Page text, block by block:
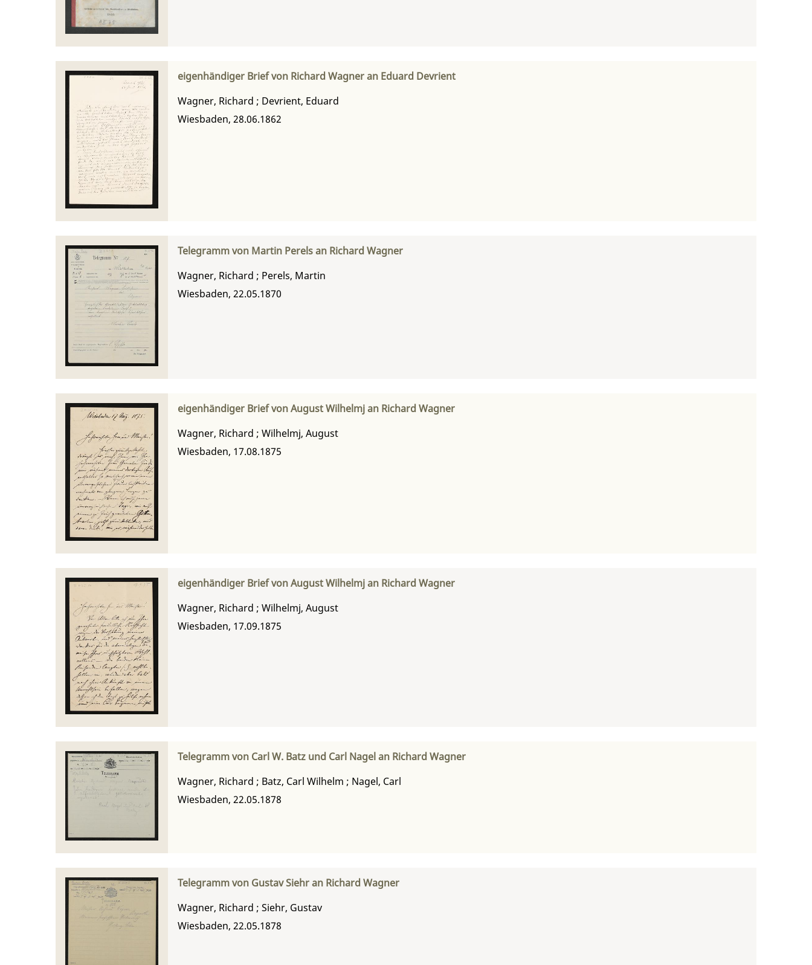
eigenhändiger Brief von Richard Wagner an Eduard Devrient
Wagner, Richard ; Devrient, Eduard
Wiesbaden, 28.06.1862
Telegramm von Martin Perels an Richard Wagner
Wagner, Richard ; Perels, Martin
Wiesbaden, 22.05.1870
eigenhändiger Brief von August Wilhelmj an Richard Wagner
Wagner, Richard ; Wilhelmj, August
Wiesbaden, 17.08.1875
eigenhändiger Brief von August Wilhelmj an Richard Wagner
Wagner, Richard ; Wilhelmj, August
Wiesbaden, 17.09.1875
Telegramm von Carl W. Batz und Carl Nagel an Richard Wagner
Wagner, Richard ; Batz, Carl Wilhelm ; Nagel, Carl
Wiesbaden, 22.05.1878
Telegramm von Gustav Siehr an Richard Wagner
Wagner, Richard ; Siehr, Gustav
Wiesbaden, 22.05.1878